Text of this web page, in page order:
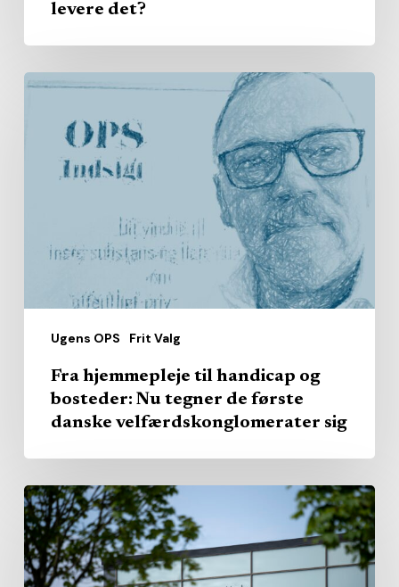
levere det?
Ugens OPS Frit Valg
Fra
handicap
tegner
danske
velfærdskonglomerater
Fra hjemmepleje til handicap og
bosteder: Nu tegner de første
danske velfærdskonglomerater sig
Danmarks
største
velfærdskoncern
vokser